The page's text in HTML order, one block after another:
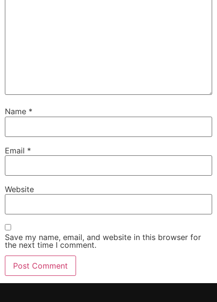
Name *
Email *
Website
Save my name, email, and website in this browser for
the next time I comment.